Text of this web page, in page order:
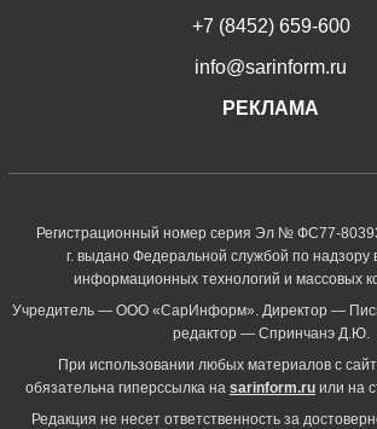
+7 (8452) 659-600
info@sarinform.ru
РЕКЛАМА
Регистрационный номер серия Эл № ФС77-
г. выдано Федеральной службой по надзору
информационных технологий и массовых
Учредитель — ООО «СарИнформ». Директор —
редактор — Спринчанэ Д.Ю.
При использовании любых материалов с
обязательна гиперссылка на sarinform.ru или на
Редакция не несет ответственность за